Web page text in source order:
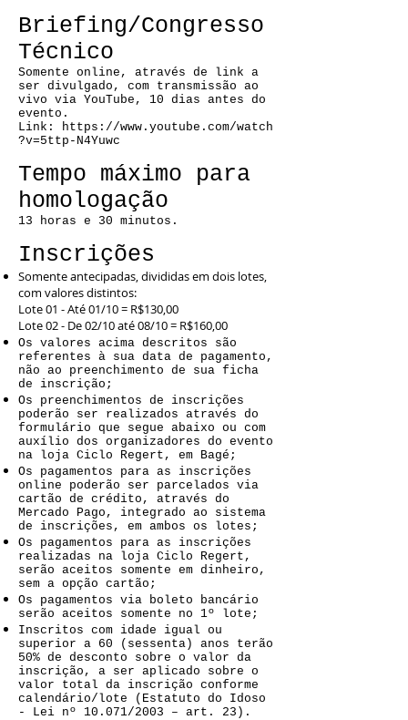
Briefing/Congresso
Técnico
Somente online, através de link a
ser divulgado, com transmissão ao
vivo via YouTube, 10 dias antes do
evento.
Link: https://www.youtube.com/watch
?v=5ttp-N4Yuwc
Tempo máximo para
homologação
13 horas e 30 minutos.
Inscrições
Somente antecipadas, divididas em dois lotes,
com valores distintos:
Lote 01 - Até 01/10 = R$130,00
Lote 02 - De 02/10 até 08/10 = R$160,00
Os valores acima descritos são
referentes à sua data de pagamento,
não ao preenchimento de sua ficha
de inscrição;
Os preenchimentos de inscrições
poderão ser realizados através do
formulário que segue abaixo ou com
auxílio dos organizadores do evento
na loja Ciclo Regert, em Bagé;
Os pagamentos para as inscrições
online poderão ser parcelados via
cartão de crédito, através do
Mercado Pago, integrado ao sistema
de inscrições, em ambos os lotes;
Os pagamentos para as inscrições
realizadas na loja Ciclo Regert,
serão aceitos somente em dinheiro,
sem a opção cartão;
Os pagamentos via boleto bancário
serão aceitos somente no 1º lote;
Inscritos com idade igual ou
superior a 60 (sessenta) anos terão
50% de desconto sobre o valor da
inscrição, a ser aplicado sobre o
valor total da inscrição conforme
calendário/lote (Estatuto do Idoso
- Lei nº 10.071/2003 – art. 23).